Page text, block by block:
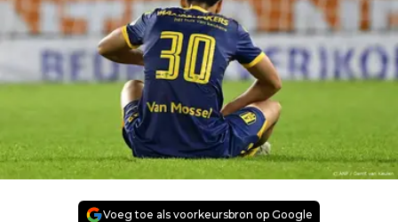
Voeg toe als voorkeursbron op Google